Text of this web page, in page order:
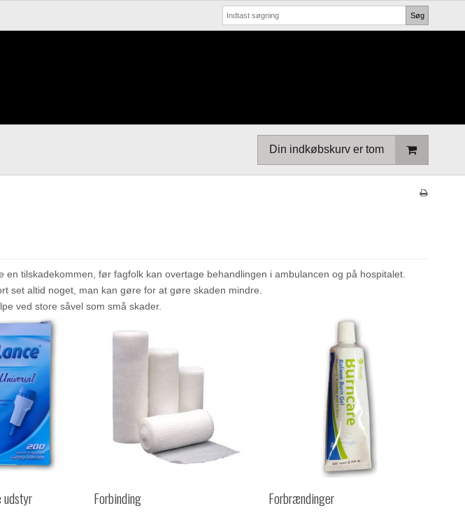
Søg
Din indkøbskurv er tom
tilskadekommen, før fagfolk kan overtage behandlingen i ambulancen og på hospitalet.
set altid noget, man kan gøre for at gøre skaden mindre.
ved store såvel som små skader.
udstyr Forbinding Forbrændinger